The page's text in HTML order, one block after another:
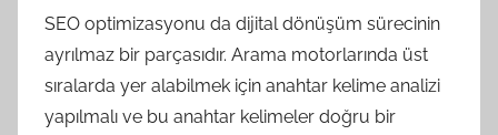
SEO optimizasyonu da dijital dönüşüm sürecinin
ayrılmaz bir parçasıdır. Arama motorlarında üst
sıralarda yer alabilmek için anahtar kelime analizi
yapılmalı ve bu anahtar kelimeler doğru bir